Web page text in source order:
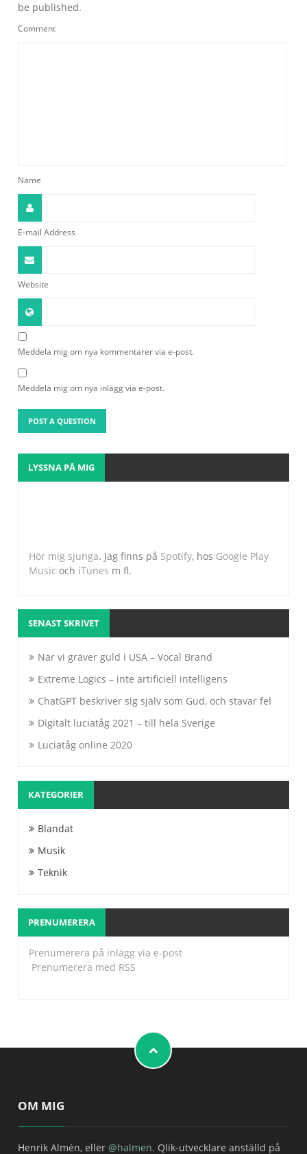
be published.
Comment
Name
E-mail Address
Website
Meddela mig om nya kommentarer via e-post.
Meddela mig om nya inlägg via e-post.
LYSSNA PÅ MIG
Hör mig sjunga. Jag finns på Spotify, hos Google Play
Music och iTunes m fl.
SENAST SKRIVET
När vi gräver guld i USA – Vocal Brand
Extreme Logics – inte artificiell intelligens
ChatGPT beskriver sig själv som Gud, och stavar fel
Digitalt luciatåg 2021 – till hela Sverige
Luciatåg online 2020
KATEGORIER
Blandat
Musik
Teknik
PRENUMERERA
Prenumerera på inlägg via e-post
Prenumerera med RSS
OM MIG
Henrik Almén, eller @halmen. Qlik-utvecklare anställd på